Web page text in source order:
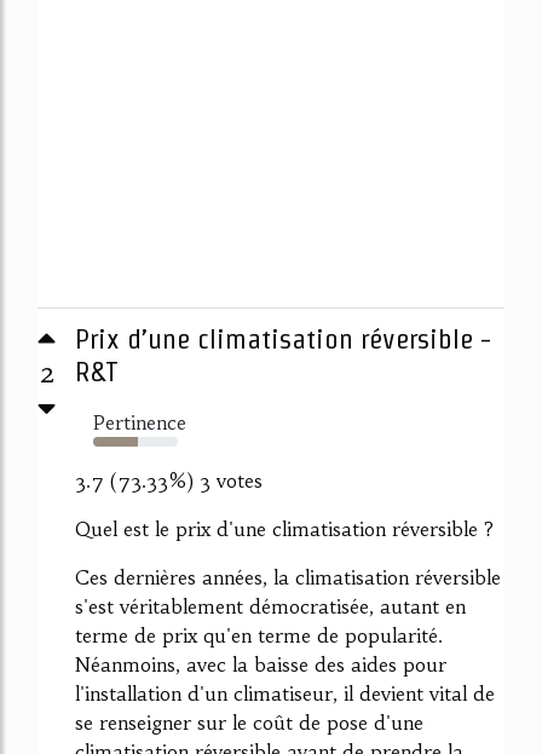
2
Prix d’une climatisation réversible -
R&T
Pertinence
53%
3.7 (73.33%) 3 votes
Quel est le prix d'une climatisation réversible ?
Ces dernières années, la climatisation réversible
s'est véritablement démocratisée, autant en
terme de prix qu'en terme de popularité.
Néanmoins, avec la baisse des aides pour
l'installation d'un climatiseur, il devient vital de
se renseigner sur le coût de pose d'une